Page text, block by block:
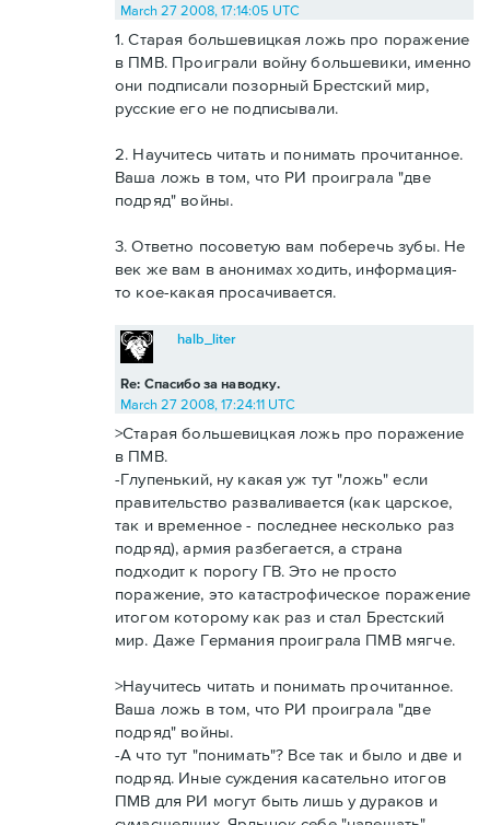
March 27 2008, 17:14:05 UTC
1. Старая большевицкая ложь про поражение
в ПМВ. Проиграли войну большевики, именно
они подписали позорный Брестский мир,
русские его не подписывали.
2. Научитесь читать и понимать прочитанное.
Ваша ложь в том, что РИ проиграла "две
подряд" войны.
3. Ответно посоветую вам поберечь зубы. Не
век же вам в анонимах ходить, информация-
то кое-какая просачивается.
Re: Спасибо за наводку.
halb_liter
March 27 2008, 17:24:11 UTC
>Старая большевицкая ложь про поражение
в ПМВ.
-Глупенький, ну какая уж тут "ложь" если
правительство разваливается (как царское,
так и временное - последнее несколько раз
подряд), армия разбегается, а страна
подходит к порогу ГВ. Это не просто
поражение, это катастрофическое поражение
итогом которому как раз и стал Брестский
мир. Даже Германия проиграла ПМВ мягче.
>Научитесь читать и понимать прочитанное.
Ваша ложь в том, что РИ проиграла "две
подряд" войны.
-А что тут "понимать"? Все так и было и две и
подряд. Иные суждения касательно итогов
ПМВ для РИ могут быть лишь у дураков и